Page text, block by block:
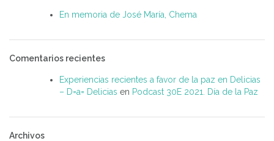
En memoria de José María, Chema
Comentarios recientes
Experiencias recientes a favor de la paz en Delicias
– D=a= Delicias en Podcast 30E 2021. Día de la Paz
Archivos